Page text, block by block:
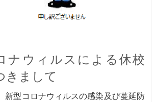
ナウィルスによる休校
きまして
新型コロナウィルスの感染及び蔓延防